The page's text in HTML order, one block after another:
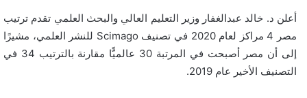
أعلن د. خالد عبدالغفار وزير التعليم العالي والبحث العلمي تقدم ترتيب
مصر 4 مراكز لعام 2020 في تصنيف Scimago للنشر العلمي، مشيرًا
إلى أن مصر أصبحت في المرتبة 30 عالميًّا مقارنة بالترتيب 34 في
التصنيف الأخير عام 2019.